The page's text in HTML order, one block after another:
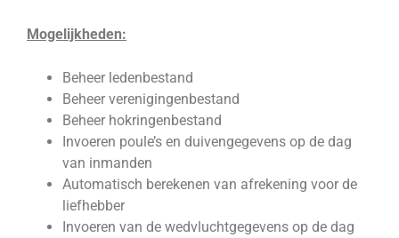
Mogelijkheden:
Beheer ledenbestand
Beheer verenigingenbestand
Beheer hokringenbestand
Invoeren poule’s en duivengegevens op de dag
van inmanden
Automatisch berekenen van afrekening voor de
liefhebber
Invoeren van de wedvluchtgegevens op de dag